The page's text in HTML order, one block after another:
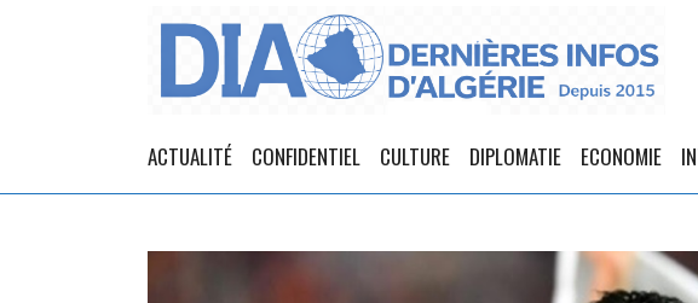
ACTUALITÉ CONFIDENTIEL CULTURE DIPLOMATIE ECONOMIE